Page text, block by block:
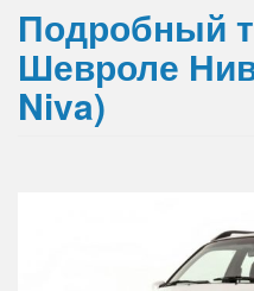
Подробный
Шевроле
Niva)